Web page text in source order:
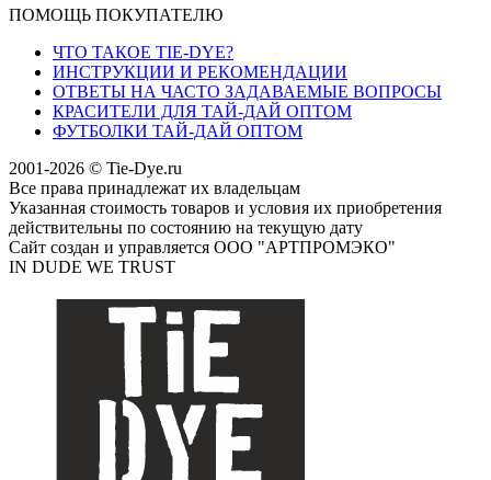
ПОМОЩЬ ПОКУПАТЕЛЮ
ЧТО ТАКОЕ TIE-DYE?
ИНСТРУКЦИИ И РЕКОМЕНДАЦИИ
ОТВЕТЫ НА ЧАСТО ЗАДАВАЕМЫЕ ВОПРОСЫ
КРАСИТЕЛИ ДЛЯ ТАЙ-ДАЙ ОПТОМ
ФУТБОЛКИ ТАЙ-ДАЙ ОПТОМ
2001-2026 © Tie-Dye.ru
Все права принадлежат их владельцам
Указанная стоимость товаров и условия их приобретения
действительны по состоянию на текущую дату
Сайт создан и управляется ООО "АРТПРОМЭКО"
IN DUDE WE TRUST